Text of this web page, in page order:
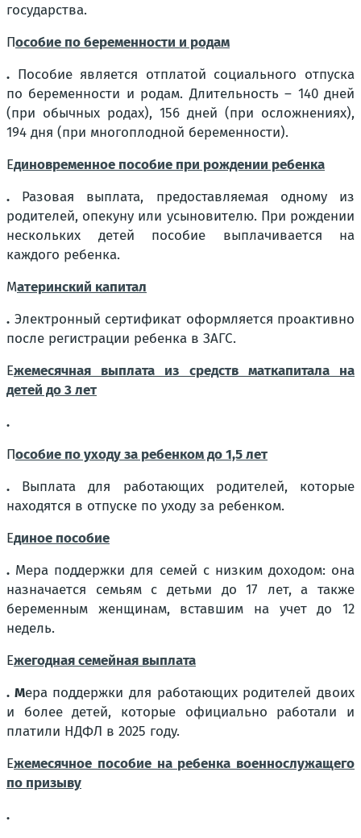
государства.
Пособие по беременности и родам
. Пособие является отплатой социального отпуска
по беременности и родам. Длительность – 140 дней
(при обычных родах), 156 дней (при осложнениях),
194 дня (при многоплодной беременности).
Единовременное пособие при рождении ребенка
. Разовая выплата, предоставляемая одному из
родителей, опекуну или усыновителю. При рождении
нескольких детей пособие выплачивается на
каждого ребенка.
Материнский капитал
. Электронный сертификат оформляется проактивно
после регистрации ребенка в ЗАГС.
Ежемесячная выплата из средств маткапитала на
детей до 3 лет
.
Пособие по уходу за ребенком до 1,5 лет
. Выплата для работающих родителей, которые
находятся в отпуске по уходу за ребенком.
Единое пособие
. Мера поддержки для семей с низким доходом: она
назначается семьям с детьми до 17 лет, а также
беременным женщинам, вставшим на учет до 12
недель.
Ежегодная семейная выплата
. Мера поддержки для работающих родителей двоих
и более детей, которые официально работали и
платили НДФЛ в 2025 году.
Ежемесячное пособие на ребенка военнослужащего
по призыву
.